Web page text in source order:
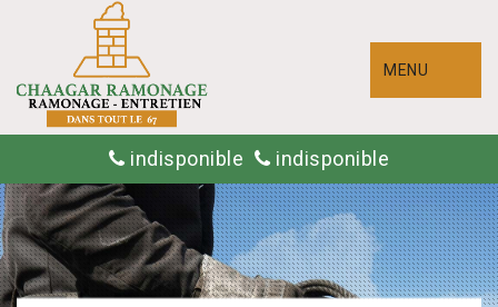
MENU
indisponible indisponible